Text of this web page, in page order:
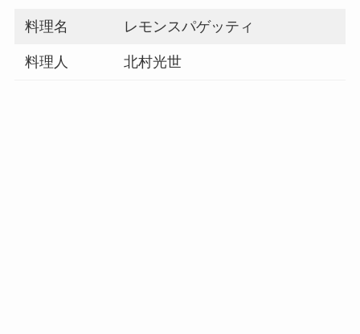
料理名 レモンスパゲッティ
料理人 北村光世